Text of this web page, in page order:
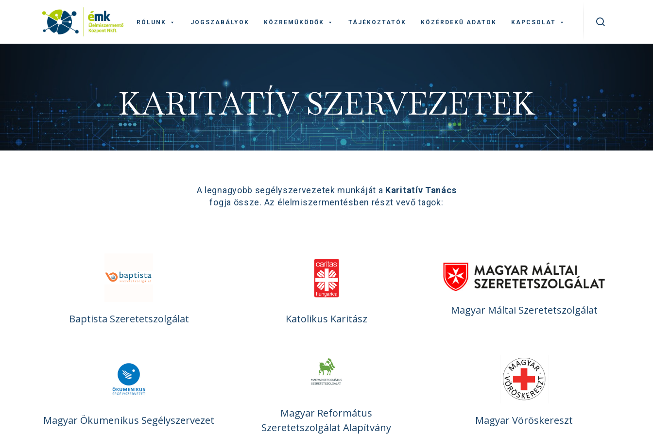
RÓLUNK JOGSZABÁLYOK KÖZREMŰKÖDŐK TÁJÉKOZTATÓK KÖZÉRDEKŰ ADATOK KAPCSOLAT
KARITATÍV SZERVEZETEK
A legnagyobb segélyszervezetek munkáját a Karitatív Tanács
fogja össze. Az élelmiszermentésben részt vevő tagok:
Baptista Szeretetszolgálat Katolikus Karitász
Magyar Máltai Szeretetszolgálat
Magyar Ökumenikus Segélyszervezet
Magyar Református
Szeretetszolgálat Alapítvány
Magyar Vöröskereszt